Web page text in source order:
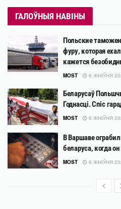
ГАЛОЎНЫЯ НАВІНЫ
Польские
фуру, которая
кажется
MOST 6 ЖНІЎНЯ
Беларусаў
Годнасці. Спіс
MOST 6 ЖНІЎНЯ
В Варшаве
беларуса, когда
MOST 6 ЖНІЎНЯ